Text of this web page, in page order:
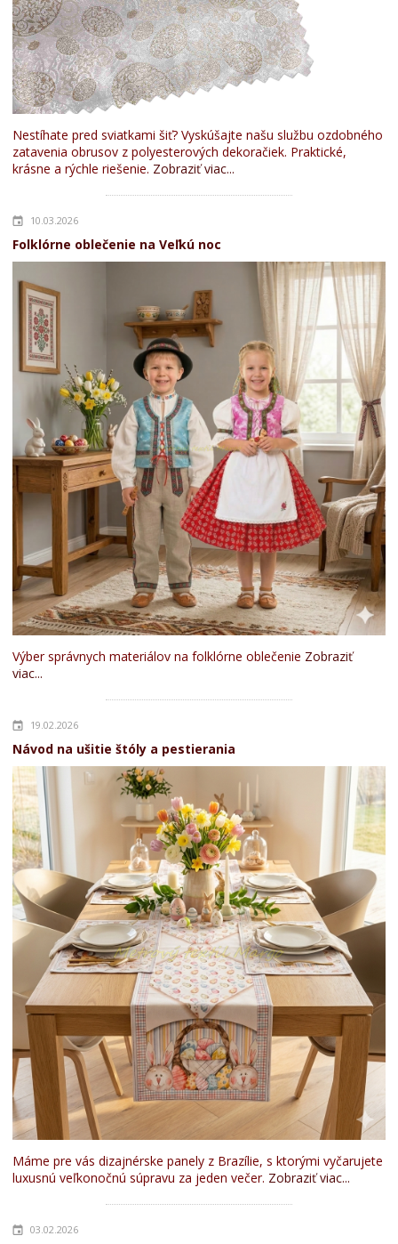
Nestíhate pred sviatkami šiť? Vyskúšajte našu službu ozdobného
zatavenia obrusov z polyesterových dekoračiek. Praktické,
krásne a rýchle riešenie. Zobraziť viac...
10.03.2026
Folklórne oblečenie na Veľkú noc
Výber správnych materiálov na folklórne oblečenie Zobraziť
viac...
19.02.2026
Návod na ušitie štóly a pestierania
Máme pre vás dizajnérske panely z Brazílie, s ktorými vyčarujete
luxusnú veľkonočnú súpravu za jeden večer. Zobraziť viac...
03.02.2026